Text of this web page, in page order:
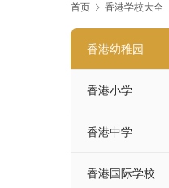
首页 香港学校大全
香港幼稚园
香港小学
香港中学
香港国际学校